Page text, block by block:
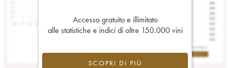
Accesso gratuito e illimitato
alle statistiche e indici di oltre 150.000 vini
SCOPRI DI PIÙ